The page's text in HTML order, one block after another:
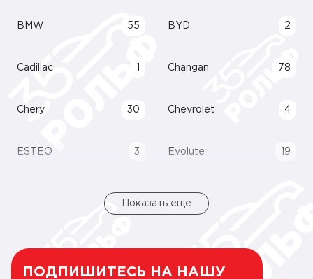
BMW 55 BYD 2
Cadillac Changan 78
Chery 30 Chevrolet 4
ESTEO 3 Evolute 19
Показать еще
ПОДПИШИТЕСЬ НА НАШУ